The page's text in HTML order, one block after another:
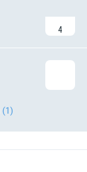
4
(1)